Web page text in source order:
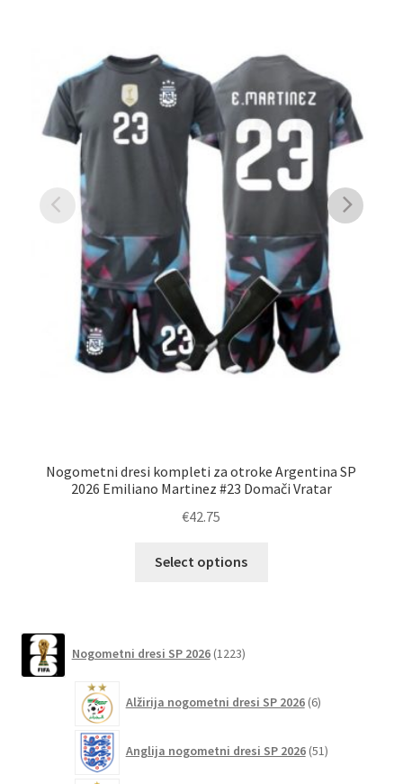
Nogometni dresi kompleti za otroke Argentina SP
2026 Emiliano Martinez #23 Domači Vratar
€42.75
Select options
izberete
strani
Nogometni dresi SP 2026 1223izdelkov
Alžirija nogometni dresi SP 2026 6izdelkov
Anglija nogometni dresi SP 2026 51izdelkov